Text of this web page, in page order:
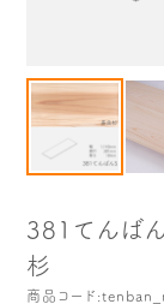
381てんば
杉
商品コード